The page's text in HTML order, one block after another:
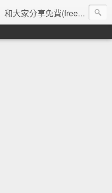
和大家分享免費(free)、好玩(fun)又益智(Intelligence)的Online Flash Games。